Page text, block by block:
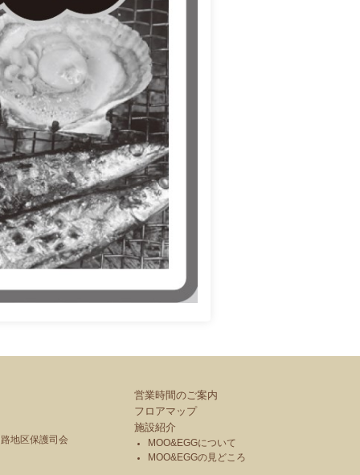
地区保護司会
営業時間のご案内
フロアマップ
施設紹介
MOO&EGGについて
MOO&EGGの見どころ